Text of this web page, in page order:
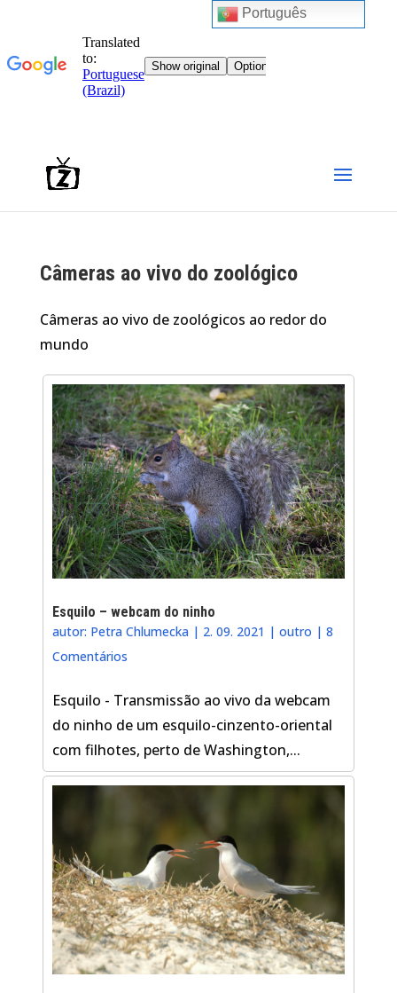
Câmeras ao vivo do zoológico
Câmeras ao vivo de zoológicos ao redor do
mundo
Esquilo – webcam do ninho
autor: Petra Chlumecka | 2. 09. 2021 |outro |8
Comentários
Esquilo - Transmissão ao vivo da webcam
do ninho de um esquilo-cinzento-oriental
com filhotes, perto de Washington,...
Português